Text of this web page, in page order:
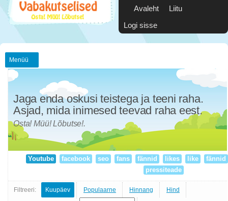
Avaleht
Liitu
Logi sisse
Menüü
Jaga enda oskusi teistega ja teeni raha.
Asjad, mida inimesed teevad raha eest.
Osta! Müü! Lõbutse!.
Youtube facebook seo fans fännid likes like
fännid
pressiteade
Filtreeri: Kuupäev Populaarne Hinnang Hind